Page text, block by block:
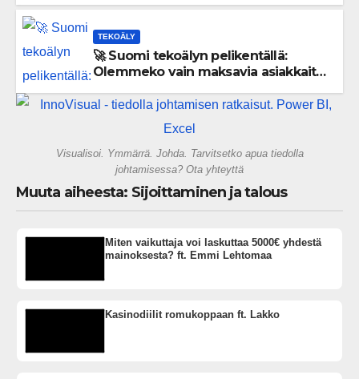
TEKOÄLY
🚀 Suomi tekoälyn pelikentällä:
Olemmeko vain maksavia asiakkaita
gigatehtaan?
Visualisoi. Ymmärrä. Johda. Tarvitsetko apua tiedolla
johtamisessa? Ota yhteyttä
Muuta aiheesta: Sijoittaminen ja talous
Miten vaikuttaja voi laskuttaa 5000€ yhdestä
mainoksesta? ft. Emmi Lehtomaa
Kasinodiilit romukoppaan ft. Lakko